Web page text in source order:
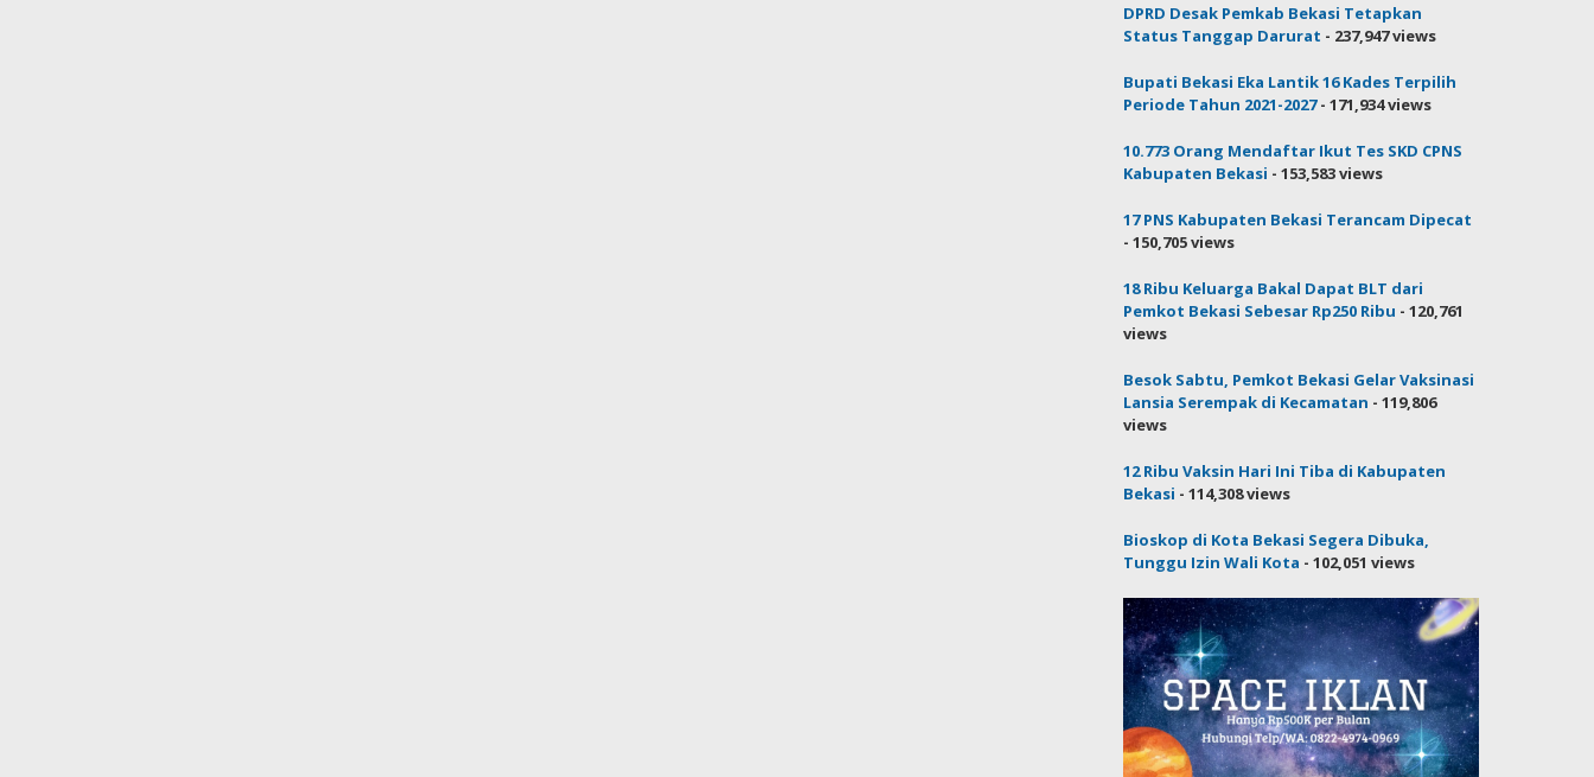
DPRD Desak Pemkab Bekasi Tetapkan
Status Tanggap Darurat - 237,947 views
Bupati Bekasi Eka Lantik 16 Kades Terpilih
Periode Tahun 2021-2027- 171,934 views
10.773 Orang Mendaftar Ikut Tes SKD CPNS
Kabupaten Bekasi - 153,583 views
17 PNS Kabupaten Bekasi Terancam Dipecat
- 150,705 views
18 Ribu Keluarga Bakal Dapat BLT dari
Pemkot Bekasi Sebesar Rp250 Ribu - 120,761
views
Besok Sabtu, Pemkot Bekasi Gelar Vaksinasi
Lansia Serempak di Kecamatan - 119,806
views
12 Ribu Vaksin Hari Ini Tiba di Kabupaten
Bekasi - 114,308 views
Bioskop di Kota Bekasi Segera Dibuka,
Tunggu Izin Wali Kota - 102,051 views